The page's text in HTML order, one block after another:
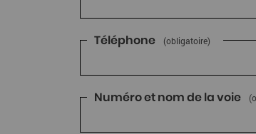
Téléphone (obligatoire)
Numéro et nom de la voie